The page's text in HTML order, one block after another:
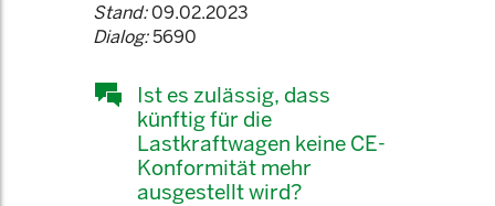
Stand:09.02.2023
Dialog:5690
Ist es zulässig, dass
künftig für die
Lastkraftwagen keine CE-
Konformität mehr
ausgestellt wird?